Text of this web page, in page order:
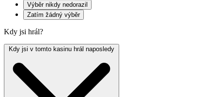
Výběr nikdy nedorazil
Zatím žádný výběr
Kdy jsi hrál?
Kdy jsi v tomto kasinu hrál naposledy